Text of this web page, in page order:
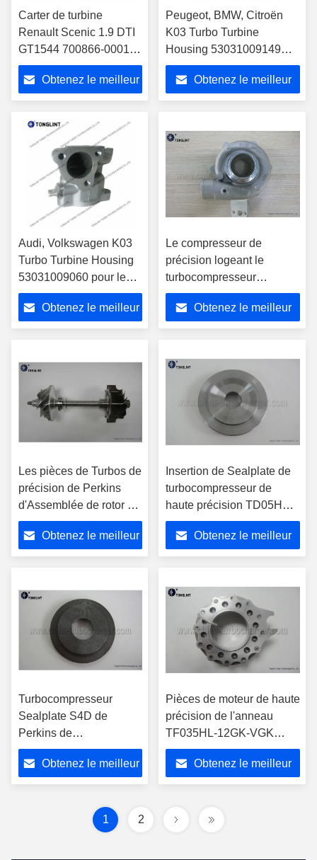
Carter de turbine
Renault Scenic 1.9 DTI
GT1544 700866-0001
pour turbocompresseur
700830-0001
Obtenez le meilleur
Peugeot, BMW, Citroën
K03 Turbo Turbine
Housing 53031009149
pour le turbocompresseur
5303-988-0121 5303-988-
0217
Obtenez le meilleur
Audi, Volkswagen K03
Turbo Turbine Housing
53031009060 pour le
turbocompresseur
53039880029
Obtenez le meilleur
Le compresseur de
précision logeant le
turbocompresseur
d'IZUSU partie GT2560S
701390-0002 700716-
0009
Obtenez le meilleur
Les pièces de Turbos de
précision de Perkins
d'Assemblée de rotor du
turbocompresseur TA31
avec 42CrMo ont
poussé le collier
Obtenez le meilleur
Insertion de Sealplate de
turbocompresseur de
haute précision TD05H
49168-22500 pour des
pièces d'auto de
Mitsubishi
Obtenez le meilleur
Turbocompresseur
Sealplate S4D de
Perkins de
précision/insertion de
matériel de bâti fer de
S4DS 197651
Obtenez le meilleur
Pièces de moteur de haute
précision de l'anneau
TF035HL-12GK-VGK
49135-02652 de bec de
Mitsubishi Turbo
Obtenez le meilleur
1 2